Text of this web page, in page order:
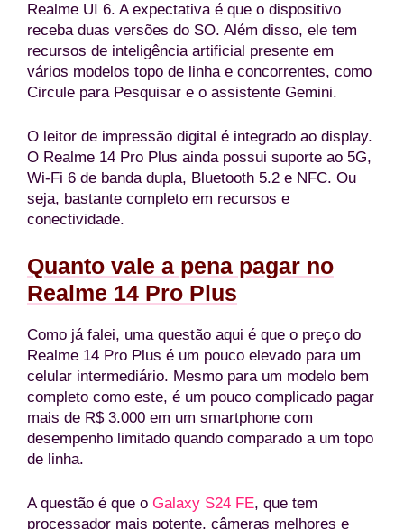
Realme UI 6. A expectativa é que o dispositivo
receba duas versões do SO. Além disso, ele tem
recursos de inteligência artificial presente em
vários modelos topo de linha e concorrentes, como
Circule para Pesquisar e o assistente Gemini.
O leitor de impressão digital é integrado ao display.
O Realme 14 Pro Plus ainda possui suporte ao 5G,
Wi-Fi 6 de banda dupla, Bluetooth 5.2 e NFC. Ou
seja, bastante completo em recursos e
conectividade.
Quanto vale a pena pagar no
Realme 14 Pro Plus
Como já falei, uma questão aqui é que o preço do
Realme 14 Pro Plus é um pouco elevado para um
celular intermediário. Mesmo para um modelo bem
completo como este, é um pouco complicado pagar
mais de R$ 3.000 em um smartphone com
desempenho limitado quando comparado a um topo
de linha.
A questão é que o Galaxy S24 FE, que tem
processador mais potente, câmeras melhores e